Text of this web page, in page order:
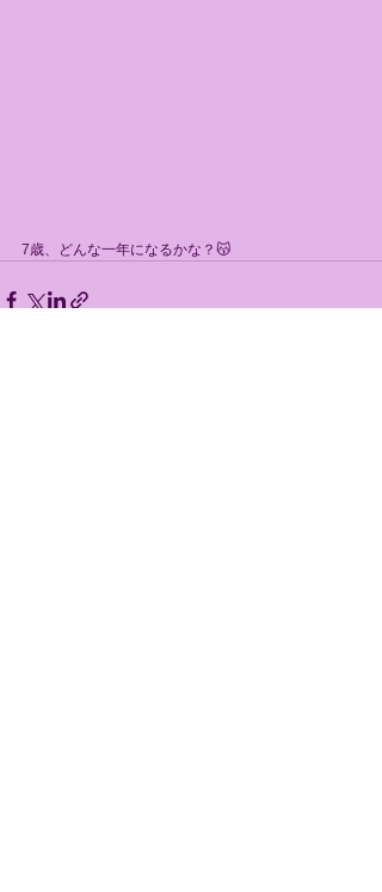
7歳、どんな一年になるかな？😽